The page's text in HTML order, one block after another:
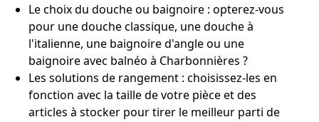
Le choix du douche ou baignoire : opterez-vous
pour une douche classique, une douche à
l'italienne, une baignoire d'angle ou une
baignoire avec balnéo à Charbonnières ?
Les solutions de rangement : choisissez-les en
fonction avec la taille de votre pièce et des
articles à stocker pour tirer le meilleur parti de